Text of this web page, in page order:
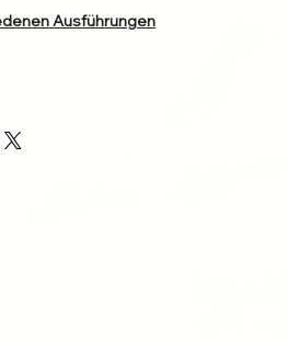
Ausführungen